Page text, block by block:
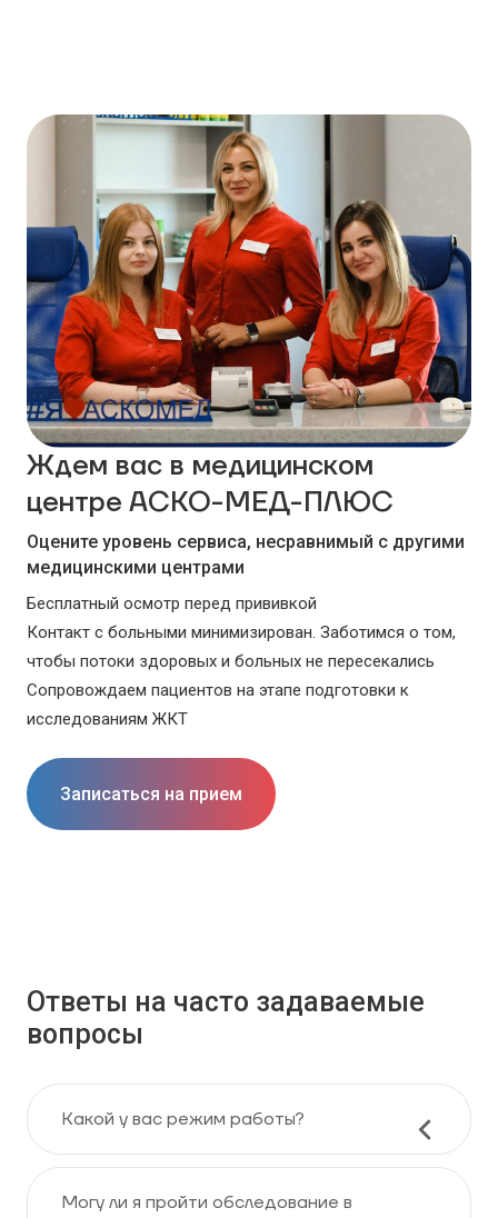
Ждем вас в медицинском
центре АСКО-МЕД-ПЛЮС
Оцените уровень сервиса, несравнимый с другими
медицинскими центрами
Бесплатный осмотр перед прививкой
Контакт с больными минимизирован. Заботимся о том,
чтобы потоки здоровых и больных не пересекались
Сопровождаем пациентов на этапе подготовки к
исследованиям ЖКТ
Записаться на прием
Ответы на часто задаваемые
вопросы
Какой у вас режим работы?
Могу ли я пройти обследование в